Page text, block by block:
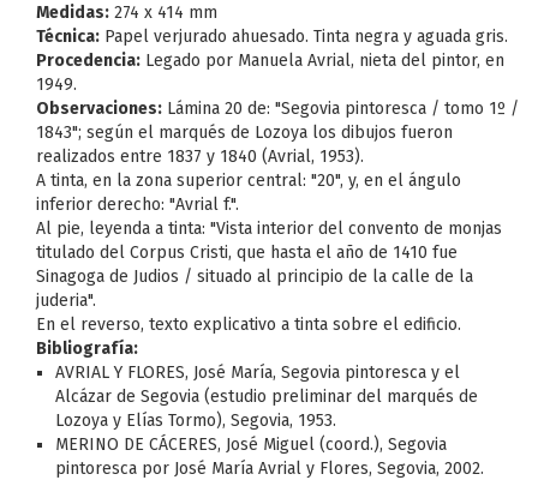
Medidas: 274 x 414 mm
Técnica: Papel verjurado ahuesado. Tinta negra y aguada gris.
Procedencia: Legado por Manuela Avrial, nieta del pintor, en
1949.
Observaciones: Lámina 20 de: "Segovia pintoresca / tomo 1º /
1843"; según el marqués de Lozoya los dibujos fueron
realizados entre 1837 y 1840 (Avrial, 1953).
A tinta, en la zona superior central: "20", y, en el ángulo
inferior derecho: "Avrial f.".
Al pie, leyenda a tinta: "Vista interior del convento de monjas
titulado del Corpus Cristi, que hasta el año de 1410 fue
Sinagoga de Judios / situado al principio de la calle de la
juderia".
En el reverso, texto explicativo a tinta sobre el edificio.
Bibliografía:
AVRIAL Y FLORES, José María, Segovia pintoresca y el
Alcázar de Segovia (estudio preliminar del marqués de
Lozoya y Elías Tormo), Segovia, 1953.
MERINO DE CÁCERES, José Miguel (coord.), Segovia
pintoresca por José María Avrial y Flores, Segovia, 2002.